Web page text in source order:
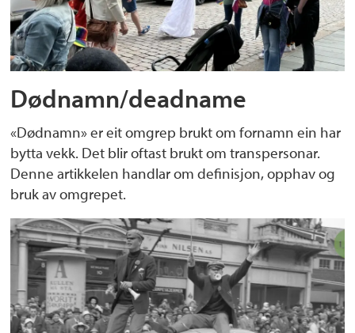
Dødnamn/deadname
«Dødnamn» er eit omgrep brukt om fornamn ein har
bytta vekk. Det blir oftast brukt om transpersonar.
Denne artikkelen handlar om definisjon, opphav og
bruk av omgrepet.